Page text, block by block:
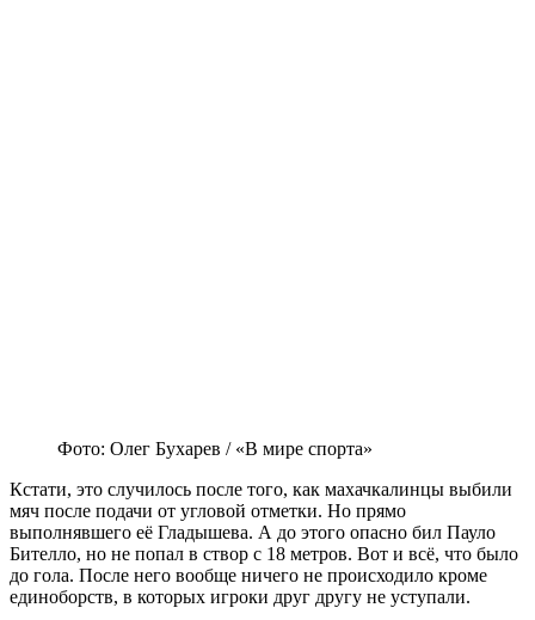
Фото: Олег Бухарев / «В мире спорта»
Кстати, это случилось после того, как махачкалинцы выбили
мяч после подачи от угловой отметки. Но прямо
выполнявшего её Гладышева. А до этого опасно бил Пауло
Бителло, но не попал в створ с 18 метров. Вот и всё, что было
до гола. После него вообще ничего не происходило кроме
единоборств, в которых игроки друг другу не уступали.